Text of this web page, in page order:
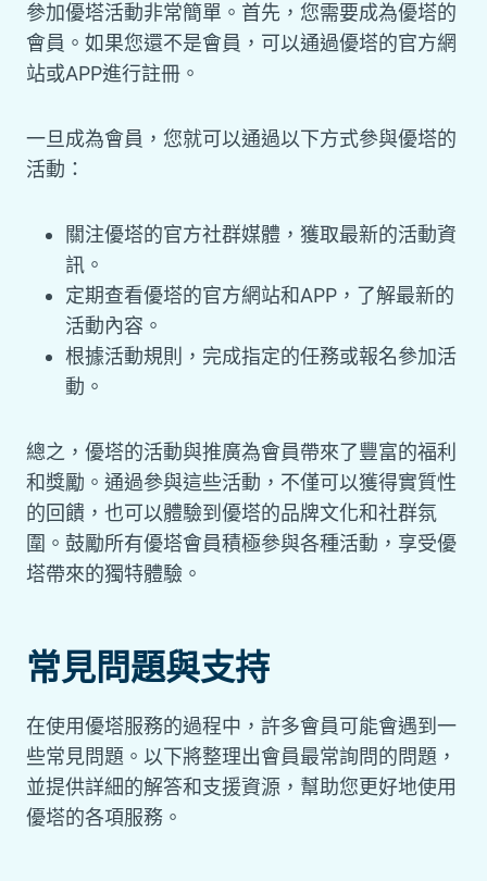
參加優塔活動非常簡單。首先，您需要成為優塔的
會員。如果您還不是會員，可以通過優塔的官方網
站或APP進行註冊。
一旦成為會員，您就可以通過以下方式參與優塔的
活動：
關注優塔的官方社群媒體，獲取最新的活動資
訊。
定期查看優塔的官方網站和APP，了解最新的
活動內容。
根據活動規則，完成指定的任務或報名參加活
動。
總之，優塔的活動與推廣為會員帶來了豐富的福利
和獎勵。通過參與這些活動，不僅可以獲得實質性
的回饋，也可以體驗到優塔的品牌文化和社群氛
圍。鼓勵所有優塔會員積極參與各種活動，享受優
塔帶來的獨特體驗。
常見問題與支持
在使用優塔服務的過程中，許多會員可能會遇到一
些常見問題。以下將整理出會員最常詢問的問題，
並提供詳細的解答和支援資源，幫助您更好地使用
優塔的各項服務。